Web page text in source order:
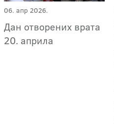
06. апр 2026.
Дан отворених врата
20. априла